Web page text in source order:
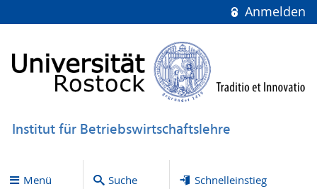
Anmelden
Institut für Betriebswirtschaftslehre
Menü Suche Schnelleinstieg